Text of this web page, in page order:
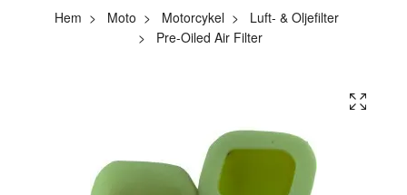
Hem Moto Motorcykel
Luft- & Oljefilter
Pre-Oiled Air Filter